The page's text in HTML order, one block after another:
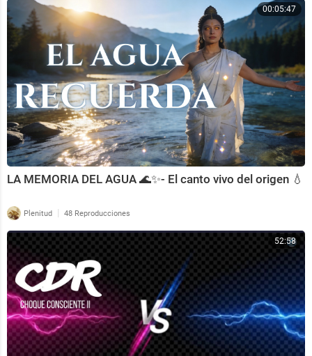
00:05:47
LA MEMORIA DEL AGUA 🌊✨- El canto vivo del origen 💧
Plenitud | 48 Reproducciones
52:58